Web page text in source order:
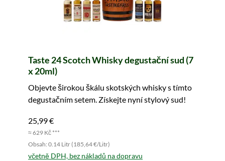
Taste 24 Scotch Whisky degustační sud (7
x 20ml)
Objevte širokou škálu skotských whisky s tímto
degustačním setem. Získejte nyní stylový sud!
25,99 €
≈ 629 Kč ***
Obsah: 0.14 Litr (185,64 €/Litr)
včetně DPH, bez nákladů na dopravu